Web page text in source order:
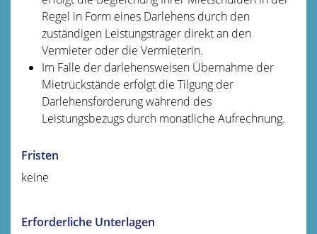
Regel in Form eines Darlehens durch den
zuständigen Leistungsträger direkt an den
Vermieter oder die Vermieterin.
Im Falle der darlehensweisen Übernahme der
Mietrückstände erfolgt die Tilgung der
Darlehensforderung während des
Leistungsbezugs durch monatliche Aufrechnung.
Fristen
keine
Erforderliche Unterlagen